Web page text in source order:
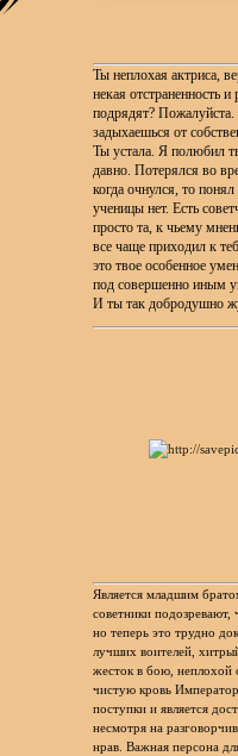
Ты неплохая актриса,
некая отстраненность
подрядят?
задыхаешься от
Ты устала. Я полюбил
давно. Потерялся во
когда очнулся, то
ученицы нет. Есть
просто та, к чьему
все чаще приходил к
это твое особенное
под совершенно иным
И ты так добродушно
Является младшим
советники подозревают,
но теперь это трудно
лучших воителей,
жесток в бою, неплохой
чистую кровь
поступки и является
несмотря на
нрав. Важная персона